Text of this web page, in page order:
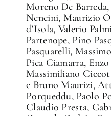
Moreno De
Nencini, Maurizio
d’Isola, Valerio
Partenope, Pino
Pasquarelli,
Pica Ciamarra,
Massimiliano
e Bruno Maurizi,
Porqueddu, Paolo
Claudio Presta,